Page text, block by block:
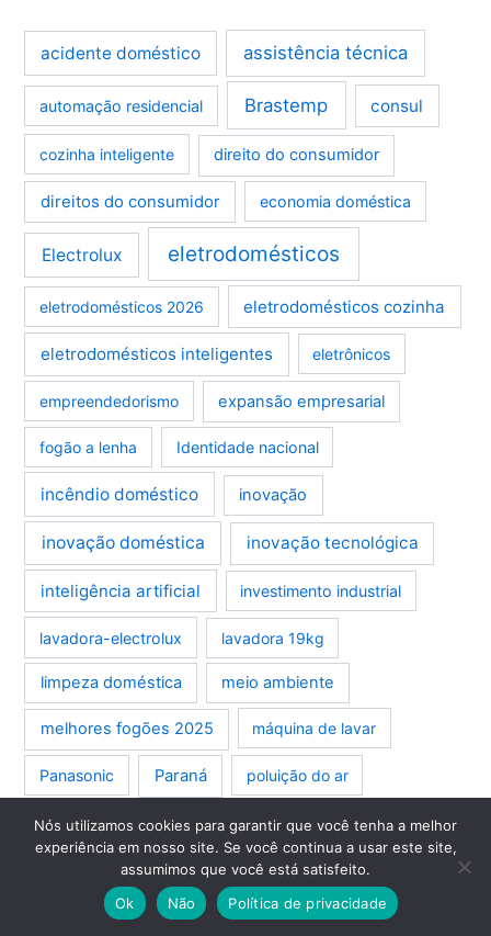
acidente doméstico assistência técnica
automação residencial Brastemp consul
cozinha inteligente direito do consumidor
direitos do consumidor economia doméstica
Electrolux eletrodomésticos
eletrodomésticos 2026 eletrodomésticos cozinha
eletrodomésticos inteligentes eletrônicos
empreendedorismo expansão empresarial
fogão a lenha Identidade nacional
incêndio doméstico inovação
inovação doméstica inovação tecnológica
inteligência artificial investimento industrial
lavadora-electrolux lavadora 19kg
limpeza doméstica meio ambiente
melhores fogões 2025 máquina de lavar
Panasonic Paraná poluição do ar
promoção reciclagem responsabilidade civil
segurança residencial
sustentabilidade tecnologia
Nós utilizamos cookies para garantir que você tenha a melhor
experiência em nosso site. Se você continua a usar este site,
assumimos que você está satisfeito.
Ok
Não Política de privacidade